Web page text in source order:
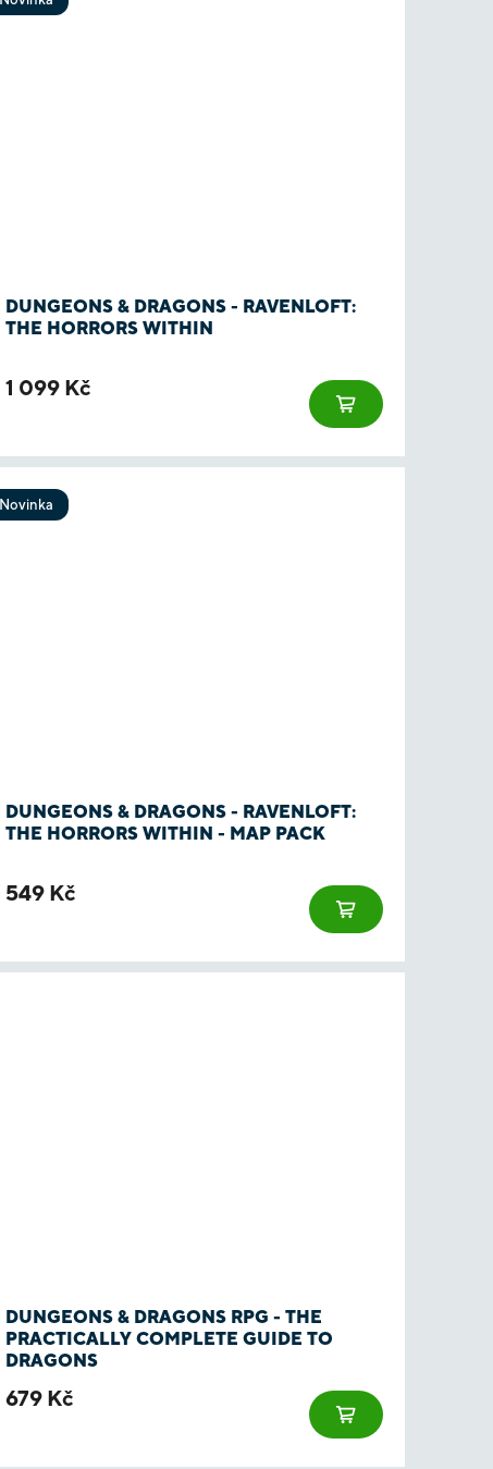
DUNGEONS & DRAGONS - RAVENLOFT:
THE HORRORS WITHIN
1 099 Kč
Novinka
DUNGEONS & DRAGONS - RAVENLOFT:
THE HORRORS WITHIN - MAP PACK
549 Kč
DUNGEONS & DRAGONS RPG - THE
PRACTICALLY COMPLETE GUIDE TO
DRAGONS
679 Kč